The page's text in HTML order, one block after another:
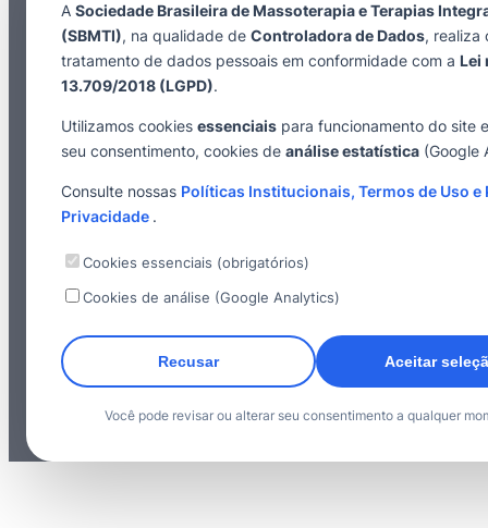
A Sociedade Brasileira de Massoterapia e Terapias
(SBMTI), na qualidade de Controladora de Dados, realiza
tratamento de dados pessoais em conformidade com a Lei
13.709/2018 (LGPD).
Utilizamos cookies essenciais para funcionamento do site
seu consentimento, cookies de análise estatística (Google
Consulte nossas Políticas Institucionais, Termos de Uso e
Privacidade .
Cookies essenciais (obrigatórios)
Cookies de análise (Google Analytics)
Recusar Aceitar
Você pode revisar ou alterar seu consentimento a qualquer